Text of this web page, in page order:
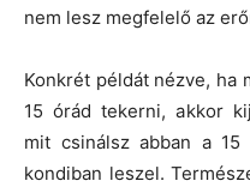
nem lesz megfelelő az
Konkrét példát nézve, ha
15 órád tekerni, akkor
mit csinálsz abban a 15
kondiban leszel.